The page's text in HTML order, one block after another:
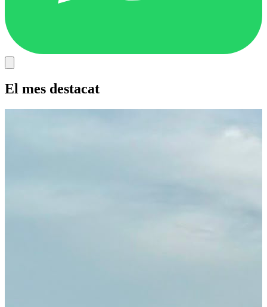
El mes destacat